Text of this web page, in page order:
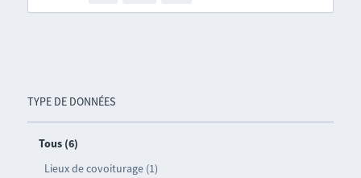
TYPE DE DONNÉES
Tous (6)
Lieux de covoiturage (1)